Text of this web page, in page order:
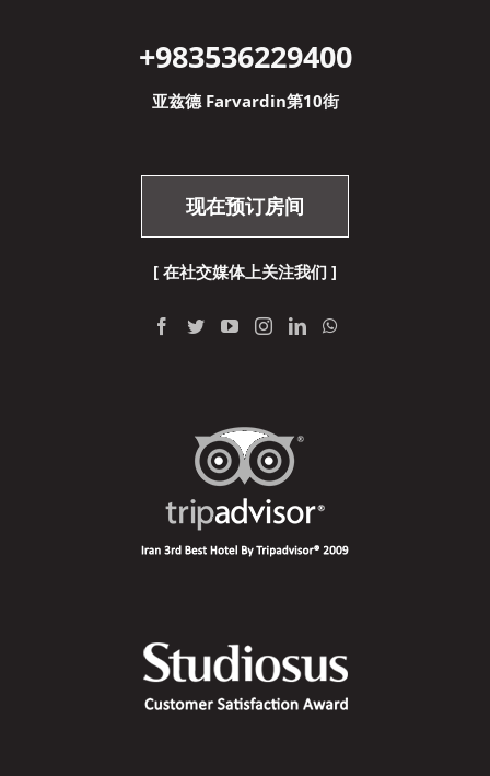
+983536229400
亚兹德 Farvardin第10街
现在预订房间
[ 在社交媒体上关注我们 ]